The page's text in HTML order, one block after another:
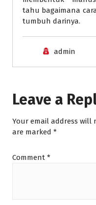
tahu bagaimana
tumbuh darinya.
admin
Leave a
Your email address will
are marked *
Comment *